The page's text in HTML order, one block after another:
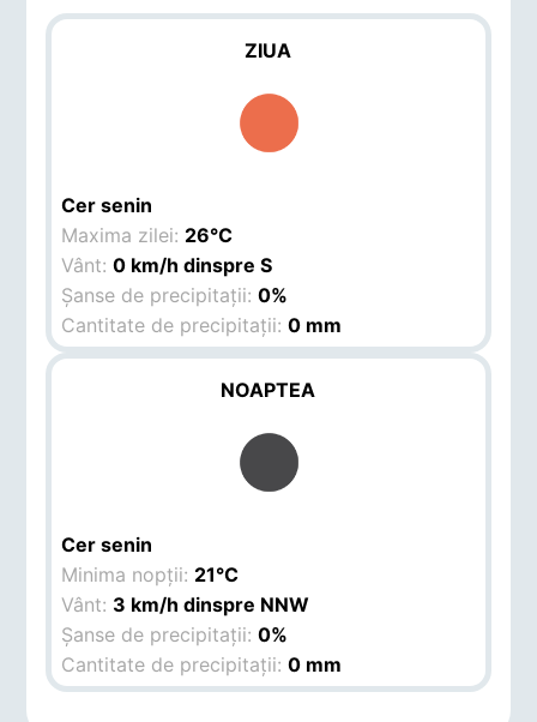
ZIUA
Cer senin
Maxima zilei: 26°C
Vânt:0 km/h dinspre S
Șanse de precipitații:0%
Cantitate de precipitații:0 mm
NOAPTEA
Cer senin
Minima nopții: 21°C
Vânt: 3 km/h dinspre NNW
Șanse de precipitații:0%
Cantitate de precipitații:0 mm